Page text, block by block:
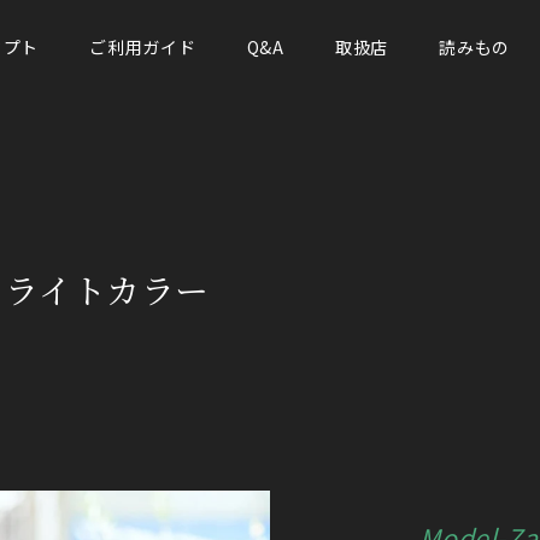
ト ご利用ガイド Q&A 取扱店 読みもの
イトカラー